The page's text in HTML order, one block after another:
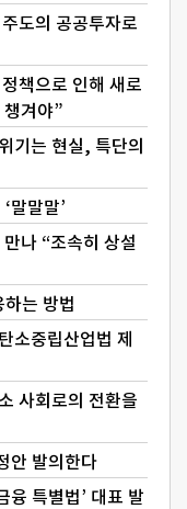
도의 공공투자로
책으로 인해 새로
겨야”
기는 현실, 특단의
말말말’
나 “조속히 상설
하는 방법
소중립산업법 제
사회로의 전환을
안 발의한다
융 특별법’ 대표 발